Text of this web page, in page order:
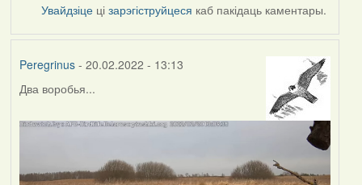
Увайдзіце цізарэгіструйцеся каб пакідаць каментары.
Peregrinus- 20.02.2022 - 13:13
Два воробья...